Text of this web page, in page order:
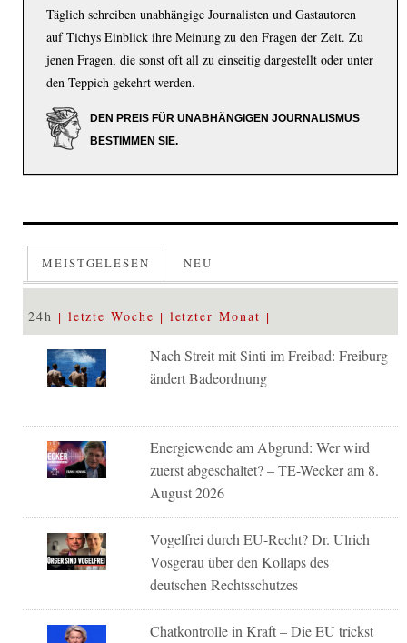
Täglich schreiben unabhängige Journalisten und Gastautoren
auf Tichys Einblick ihre Meinung zu den Fragen der Zeit. Zu
jenen Fragen, die sonst oft all zu einseitig dargestellt oder unter
den Teppich gekehrt werden.
DEN PREIS FÜR UNABHÄNGIGEN JOURNALISMUS
BESTIMMEN SIE.
MEISTGELESEN NEU
24h letzte Woche letzter Monat
Nach Streit mit Sinti im Freibad: Freiburg
ändert Badeordnung
Energiewende am Abgrund: Wer wird
zuerst abgeschaltet? – TE-Wecker am 8.
August 2026
Vogelfrei durch EU-Recht? Dr. Ulrich
Vosgerau über den Kollaps des
deutschen Rechtsschutzes
Chatkontrolle in Kraft – Die EU trickst